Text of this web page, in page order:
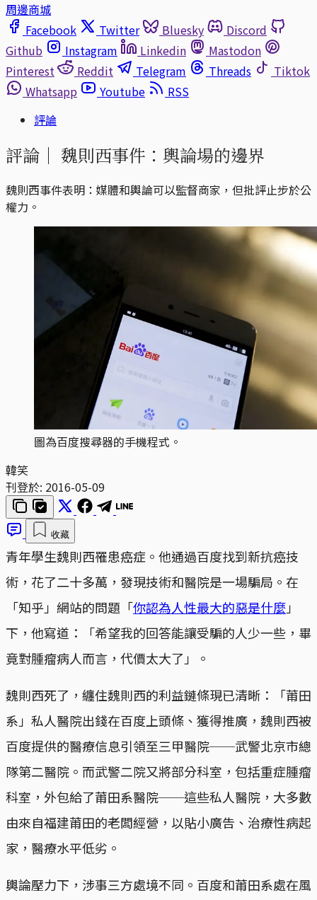
周邊商城
Facebook
Twitter Bluesky
Discord
Github
Instagram Linkedin
Mastodon
Pinterest
Reddit Telegram Threads
Tiktok
Whatsapp
Youtube
RSS
評論
評論｜ 魏則西事件：輿論場的邊界
魏則西事件表明：媒體和輿論可以監督商家，但批評止步於公
權力。
圖為百度搜尋器的手機程式。
韓笑
刊登於: 2016-05-09
收藏
青年學生魏則西罹患癌症。他通過百度找到新抗癌技
術，花了二十多萬，發現技術和醫院是一場騙局。在
「知乎」網站的問題「你認為人性最大的惡是什麼」
下，他寫道：「希望我的回答能讓受騙的人少一些，畢
竟對腫瘤病人而言，代價太大了」。
魏則西死了，纏住魏則西的利益鏈條現已清晰：「莆田
系」私人醫院出錢在百度上頭條、獲得推廣，魏則西被
百度提供的醫療信息引領至三甲醫院──武警北京市總
隊第二醫院。而武警二院又將部分科室，包括重症腫瘤
科室，外包給了莆田系醫院──這些私人醫院，大多數
由來自福建莆田的老闆經營，以貼小廣告、治療性病起
家，醫療水平低劣。
輿論壓力下，涉事三方處境不同。百度和莆田系處在風